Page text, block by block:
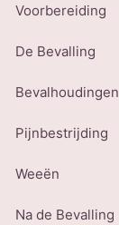
Voorbereiding
De Bevalling
Bevalhoudingen
Pijnbestrijding
Weeën
Na de Bevalling